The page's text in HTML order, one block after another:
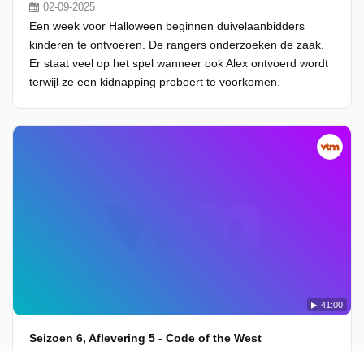
02-09-2025
Een week voor Halloween beginnen duivelaanbidders
kinderen te ontvoeren. De rangers onderzoeken de zaak.
Er staat veel op het spel wanneer ook Alex ontvoerd wordt
terwijl ze een kidnapping probeert te voorkomen.
41:00
Seizoen 6, Aflevering 5 - Code of the West